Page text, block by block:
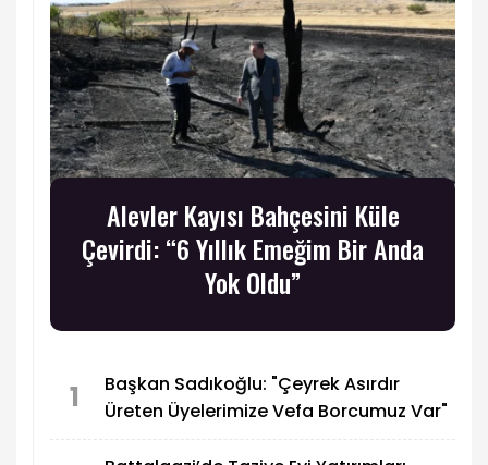
Alevler Kayısı Bahçesini Küle
Çevirdi: “6 Yıllık Emeğim Bir Anda
Yok Oldu”
1
Başkan Sadıkoğlu: "Çeyrek Asırdır
Üreten Üyelerimize Vefa Borcumuz Var"